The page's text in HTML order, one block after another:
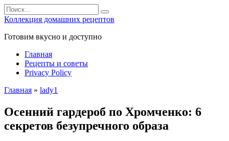
Перейти
к
содержанию
Search
for:
Коллекция домашних рецептов
Готовим вкусно и доступно
Главная
Рецепты и советы
Privacy Policy
Главная » lady1
Осенний гардероб по Хромченко: 6
секретов безупречного образа